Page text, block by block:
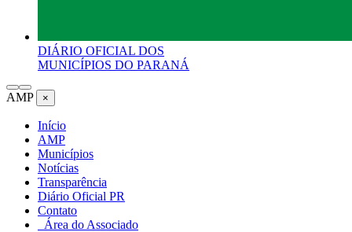
DIÁRIO OFICIAL DOS
MUNICÍPIOS DO PARANÁ
AMP ×
Início
AMP
Municípios
Notícias
Transparência
Diário Oficial PR
Contato
Área do Associado